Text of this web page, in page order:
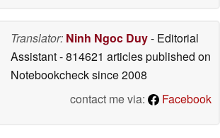
Translator: Ninh Ngoc Duy- Editorial
Assistant- 814621 articles published on
Notebookchecksince 2008
contact me via:
Facebook